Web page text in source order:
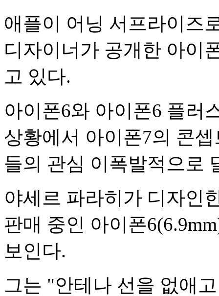
애플이 어닝 서프라이즈
디자이너가 공개한 아이
고 있다.
아이폰6와 아이폰6 플러
상황에서 아이폰7의 콘
들의 관심 이폭발적으로
야세르 파라히가 디자인
판매 중인 아이폰
보인다.
그는 "안테나 선을 없애